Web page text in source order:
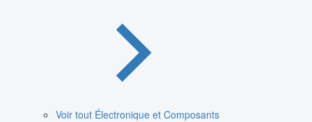
Voir tout Électronique et Composants